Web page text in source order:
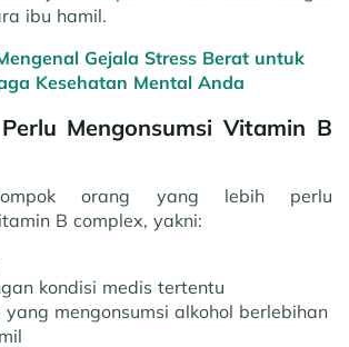
ibu hamil.
Gejala Stress Berat untuk
Kesehatan Mental Anda
Mengonsumsi Vitamin B
orang yang lebih perlu
B complex, yakni:
kondisi medis tertentu
yang mengonsumsi alkohol berlebihan